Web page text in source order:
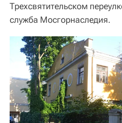
Трехсвятительском
служба Мосгорнаследия.